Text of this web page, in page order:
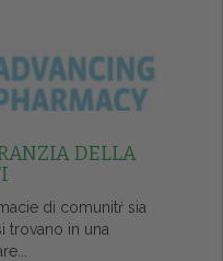
DELLA
di comunitŕ sia
trovano in una